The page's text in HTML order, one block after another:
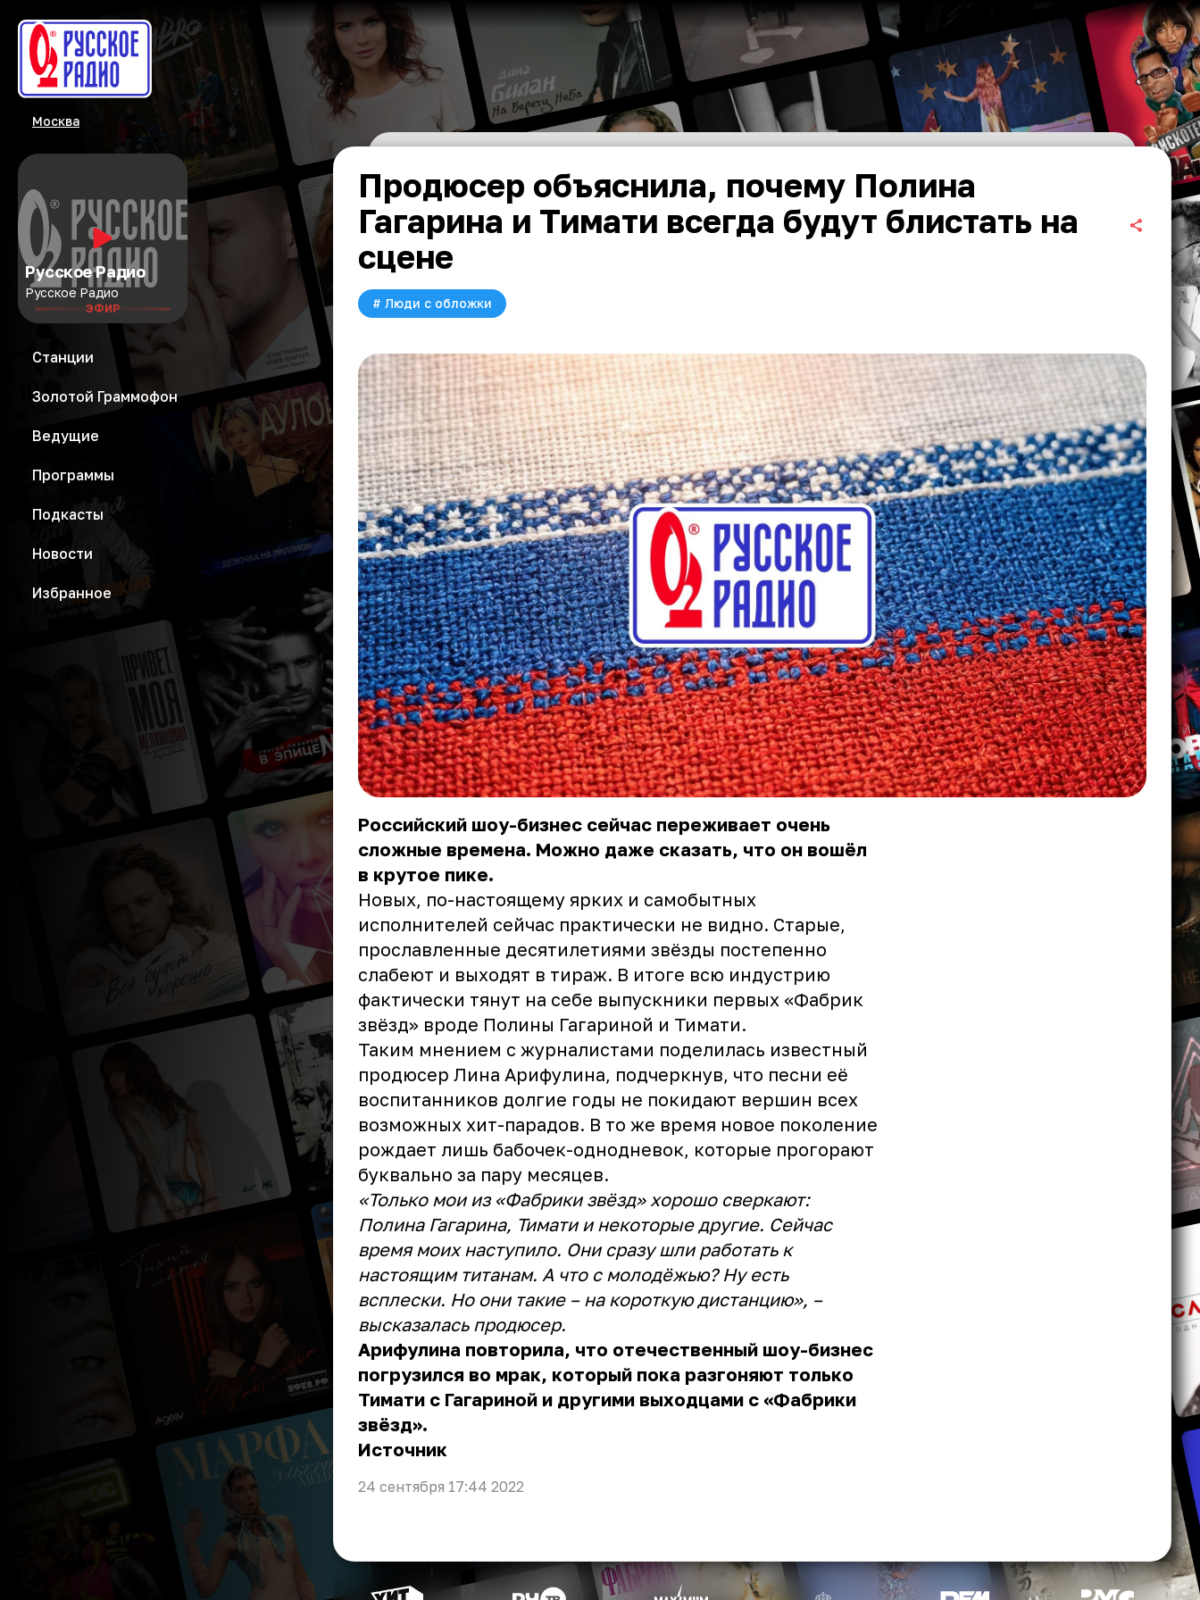
Москва
Русское Радио
Русское Радио
ЭФИР
Станции
Золотой Граммофон
Ведущие
Программы
Подкасты
Новости
Избранное
Продюсер объяснила, почему Полина
Гагарина и Тимати всегда будут блистать на
сцене
# Люди с обложки
Российский шоу-бизнес сейчас переживает очень
сложные времена. Можно даже сказать, что он вошёл
в крутое пике.
Новых, по-настоящему ярких и самобытных
исполнителей сейчас практически не видно. Старые,
прославленные десятилетиями звёзды постепенно
слабеют и выходят в тираж. В итоге всю индустрию
фактически тянут на себе выпускники первых «Фабрик
звёзд» вроде Полины Гагариной и Тимати.
Таким мнением с журналистами поделилась известный
продюсер Лина Арифулина, подчеркнув, что песни её
воспитанников долгие годы не покидают вершин всех
возможных хит-парадов. В то же время новое поколение
рождает лишь бабочек-однодневок, которые прогорают
буквально за пару месяцев.
«Только мои из «Фабрики звёзд» хорошо сверкают:
Полина Гагарина, Тимати и некоторые другие. Сейчас
время моих наступило. Они сразу шли работать к
настоящим титанам. А что с молодёжью? Ну есть
всплески. Но они такие – на короткую дистанцию», –
высказалась продюсер.
Арифулина повторила, что отечественный шоу-бизнес
погрузился во мрак, который пока разгоняют только
Тимати с Гагариной и другими выходцами с «Фабрики
звёзд».
Источник
24 сентября 17:44 2022